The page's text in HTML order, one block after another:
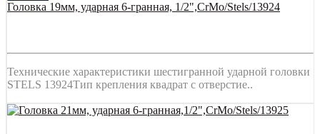
Головка 19мм, ударная 6-гранная, 1/2",CrMo/Stels/13924
Технические характеристики шестигранной ударной головки
STELS 13924Тип крепления квадрат с отверстие..